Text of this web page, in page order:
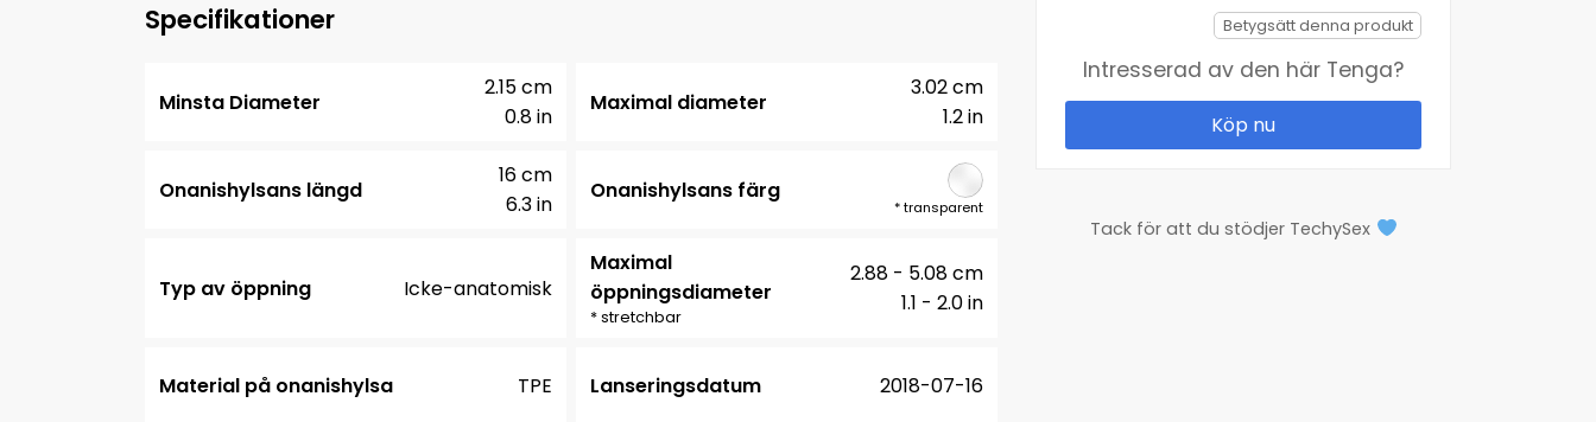
Specifikationer
Minsta Diameter
0.8 in
2.15 cm
Maximal diameter
1.2 in
3.02 cm
Onanishylsans längd
6.3 in
16 cm
Onanishylsans färg
*transparent
Typ av öppning Icke-anatomisk
Maximal
öppningsdiameter
* stretchbar
1.1 - 2.0 in
2.88 - 5.08 cm
Material på onanishylsa TPE Lanseringsdatum 2018-07-16
Betygsätt denna produkt
Intresserad av den här Tenga?
Köp nu
Tack för att du stödjer TechySex